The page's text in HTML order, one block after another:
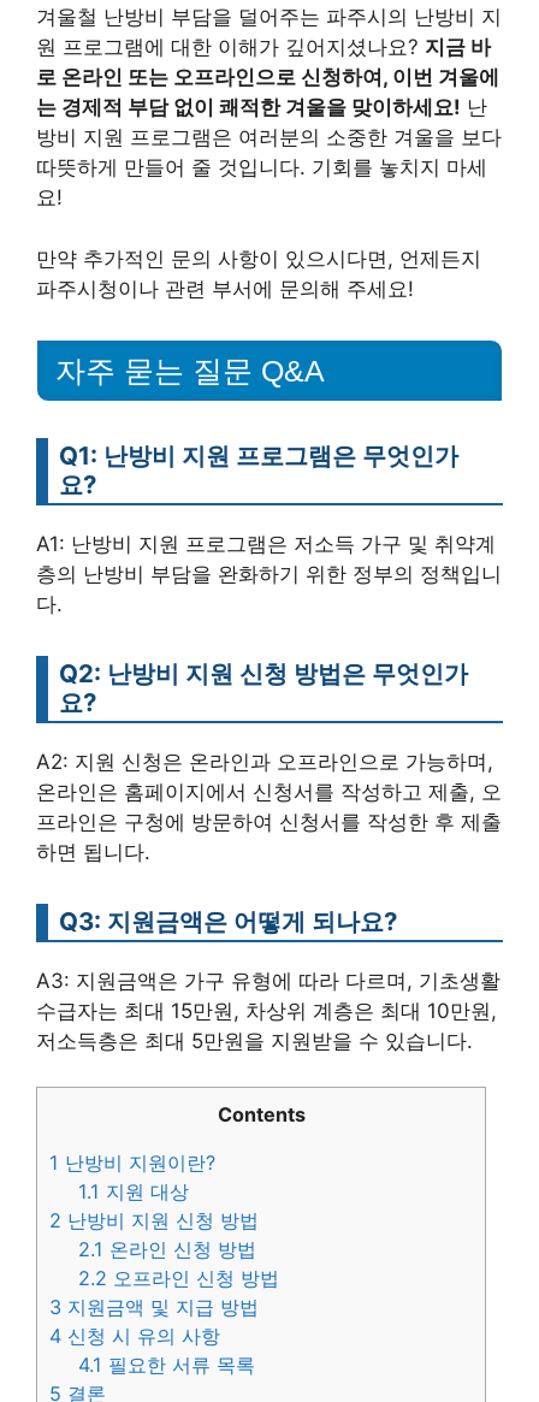
겨울철 난방비 부담을 덜어주는 파주시의 난방비 지
원 프로그램에 대한 이해가 깊어지셨나요? 지금 바
로 온라인 또는 오프라인으로 신청하여, 이번 겨울에
는 경제적 부담 없이 쾌적한 겨울을 맞이하세요! 난
방비 지원 프로그램은 여러분의 소중한 겨울을 보다
따뜻하게 만들어 줄 것입니다. 기회를 놓치지 마세
요!
만약 추가적인 문의 사항이 있으시다면, 언제든지
파주시청이나 관련 부서에 문의해 주세요!
자주 묻는 질문 Q&A
Q1: 난방비 지원 프로그램은 무엇인가
요?
A1: 난방비 지원 프로그램은 저소득 가구 및 취약계
층의 난방비 부담을 완화하기 위한 정부의 정책입니
다.
Q2: 난방비 지원 신청 방법은 무엇인가
요?
A2: 지원 신청은 온라인과 오프라인으로 가능하며,
온라인은 홈페이지에서 신청서를 작성하고 제출, 오
프라인은 구청에 방문하여 신청서를 작성한 후 제출
하면 됩니다.
Q3: 지원금액은 어떻게 되나요?
A3: 지원금액은 가구 유형에 따라 다르며, 기초생활
수급자는 최대 15만원, 차상위 계층은 최대 10만원,
저소득층은 최대 5만원을 지원받을 수 있습니다.
Contents
1 난방비 지원이란?
1.1 지원 대상
2 난방비 지원 신청 방법
2.1 온라인 신청 방법
2.2 오프라인 신청 방법
3 지원금액 및 지급 방법
4 신청 시 유의 사항
4.1 필요한 서류 목록
5 결론